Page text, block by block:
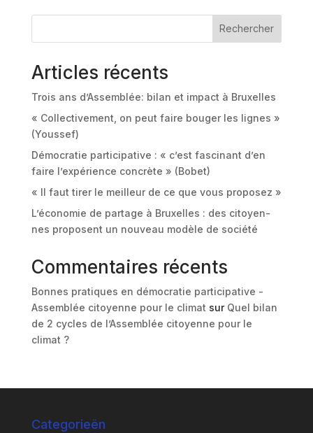
Rechercher
Articles récents
Trois ans d’Assemblée: bilan et impact à Bruxelles
« Collectivement, on peut faire bouger les lignes »
(Youssef)
Démocratie participative : « c’est fascinant d’en
faire l’expérience concrète » (Bobet)
« Il faut tirer le meilleur de ce que vous proposez »
L’économie de partage à Bruxelles : des citoyen-
nes proposent un nouveau modèle de société
Commentaires récents
Bonnes pratiques en démocratie participative -
Assemblée citoyenne pour le climat sur Quel bilan
de 2 cycles de l’Assemblée citoyenne pour le
climat ?
Categorieën